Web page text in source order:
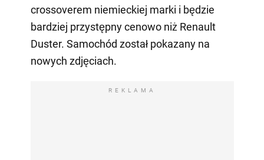
crossoverem niemieckiej marki i będzie
bardziej przystępny cenowo niż Renault
Duster. Samochód został pokazany na
nowych zdjęciach.
REKLAMA